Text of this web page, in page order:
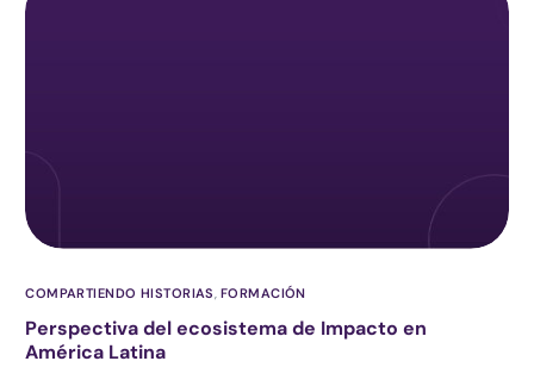
COMPARTIENDO HISTORIAS, FORMACIÓN
Perspectiva del ecosistema de Impacto en
América Latina